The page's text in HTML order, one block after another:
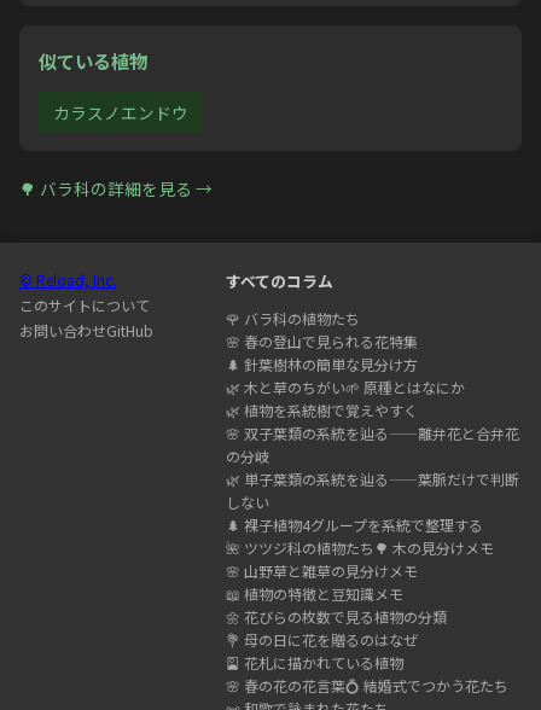
似ている植物
カラスノエンドウ
🌳 バラ科の詳細を見る →
© Reload, Inc.
このサイトについて
お問い合わせGitHub
すべてのコラム
🌹 バラ科の植物たち
🌸 春の登山で見られる花特集
🌲 針葉樹林の簡単な見分け方
🌿 木と草のちがい🌱 原種とはなにか
🌿 植物を系統樹で覚えやすく
🌸 双子葉類の系統を辿る——離弁花と合弁花
の分岐
🌿 単子葉類の系統を辿る——葉脈だけで判断
しない
🌲 裸子植物4グループを系統で整理する
🌺 ツツジ科の植物たち 🌳 木の見分けメモ
🌸 山野草と雑草の見分けメモ
📖 植物の特徴と豆知識メモ
🌼 花びらの枚数で見る植物の分類
💐 母の日に花を贈るのはなぜ
🎴 花札に描かれている植物
🌸 春の花の花言葉💍 結婚式でつかう花たち